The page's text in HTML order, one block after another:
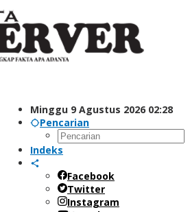
Minggu 9 Agustus 2026 02:28
Pencarian
Indeks
Facebook
Twitter
Instagram